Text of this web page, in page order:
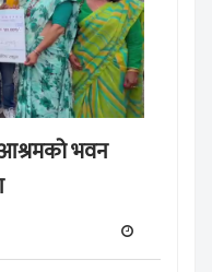
भवन